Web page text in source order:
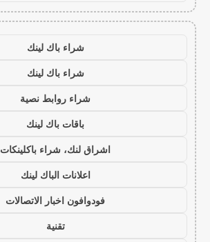
شراء باك لينك
شراء باك لينك
شراء روابط نصية
باقات باك لينك
اشراق لنك، شراء باكلينكات
اعلانات الباك لينك
فودوافون اخبار الاتصالات
تقنية